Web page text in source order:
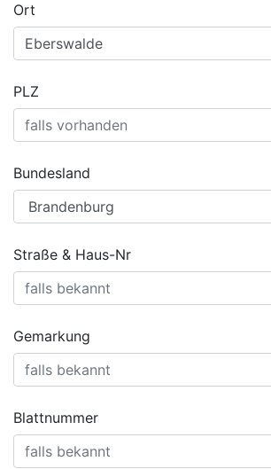
Ort
PLZ
Bundesland
Straße & Haus-Nr
Gemarkung
Blattnummer